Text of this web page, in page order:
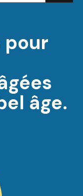
pour
âge.